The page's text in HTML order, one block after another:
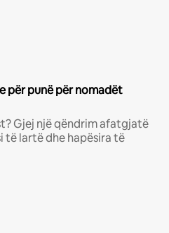
për punë për nomadët
Gjej një qëndrim afatgjatë
të lartë dhe hapësira të